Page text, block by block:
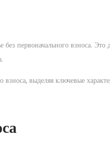
первоначального взноса. Это
выделяя ключевые